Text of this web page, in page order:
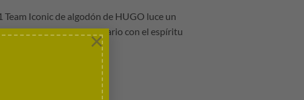
×
Iconic de algodón de HUGO luce un
para revitalizar tu look diario con el espíritu